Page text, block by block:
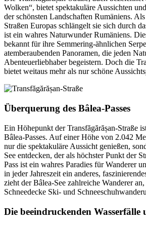
Wolken“, bietet spektakuläre Aussichten
der schönsten Landschaften Rumäniens.
Straßen Europas schlängelt sie sich durch
ist ein wahres Naturwunder Rumäniens.
bekannt für ihre Semmering-ähnlichen
atemberaubenden Panoramen, die jeden
Abenteuerliebhaber begeistern. Doch die
bietet weitaus mehr als nur schöne
Überquerung des Bâlea-Passes
Ein Höhepunkt der Transfăgărășan-Straße
Bâlea-Passes. Auf einer Höhe von 2.042
nur die spektakuläre Aussicht genießen,
See entdecken, der als höchster Punkt der
Pass ist ein wahres Paradies für Wanderer
in jeder Jahreszeit ein anderes,
zieht der Bâlea-See zahlreiche Wanderer
Schneedecke Ski- und
Die beeindruckenden Wasserfälle